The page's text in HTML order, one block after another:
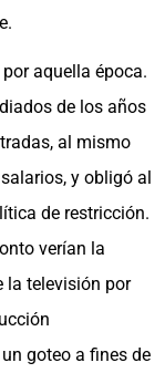
aquella época.
de los años
al mismo
y obligó al
de restricción.
verían la
la televisión por
goteo a fines de